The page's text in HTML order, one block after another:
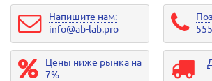
Напишите нам:
info@ab-lab.pro
Цены ниже рынка на
7%